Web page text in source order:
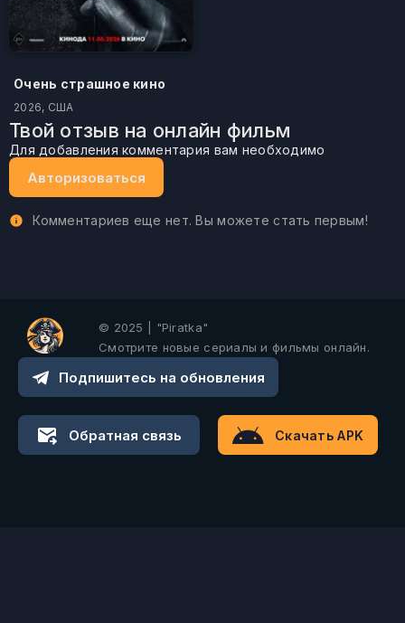
Очень страшное кино
2026, США
Твой отзыв на онлайн фильм
Для добавления комментария вам необходимо
Авторизоваться
Комментариев еще нет. Вы можете стать первым!
© 2025 | "Piratka"
Смотрите новые сериалы и фильмы онлайн.
Подпишитесь на обновления
Обратная связь Скачать APK